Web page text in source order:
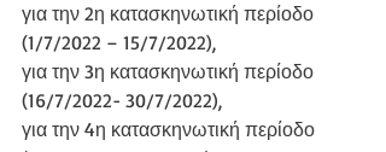
για την 2η κατασκηνωτική περίοδο
(1/7/2022 – 15/7/2022),
για την 3η κατασκηνωτική περίοδο
(16/7/2022- 30/7/2022),
για την 4η κατασκηνωτική περίοδο